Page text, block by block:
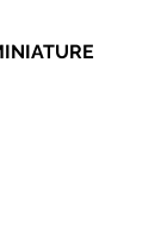
les poils